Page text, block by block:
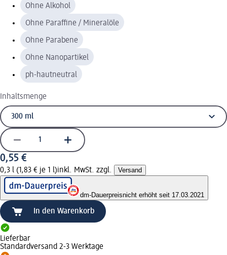
Ohne Alkohol
Ohne Paraffine / Mineralöle
Ohne Parabene
Ohne Nanopartikel
ph-hautneutral
Inhaltsmenge
0,55 €
0,3 l (1,83 € je 1 l)inkl. MwSt. zzgl. Versand
dm-Dauerpreisnicht erhöht seit 17.03.2021
In den Warenkorb
Lieferbar
Standardversand 2-3 Werktage